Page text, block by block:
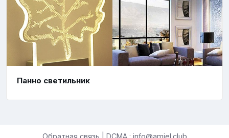
Панно светильник
Обратная связь | DCMA : info@amiel.club